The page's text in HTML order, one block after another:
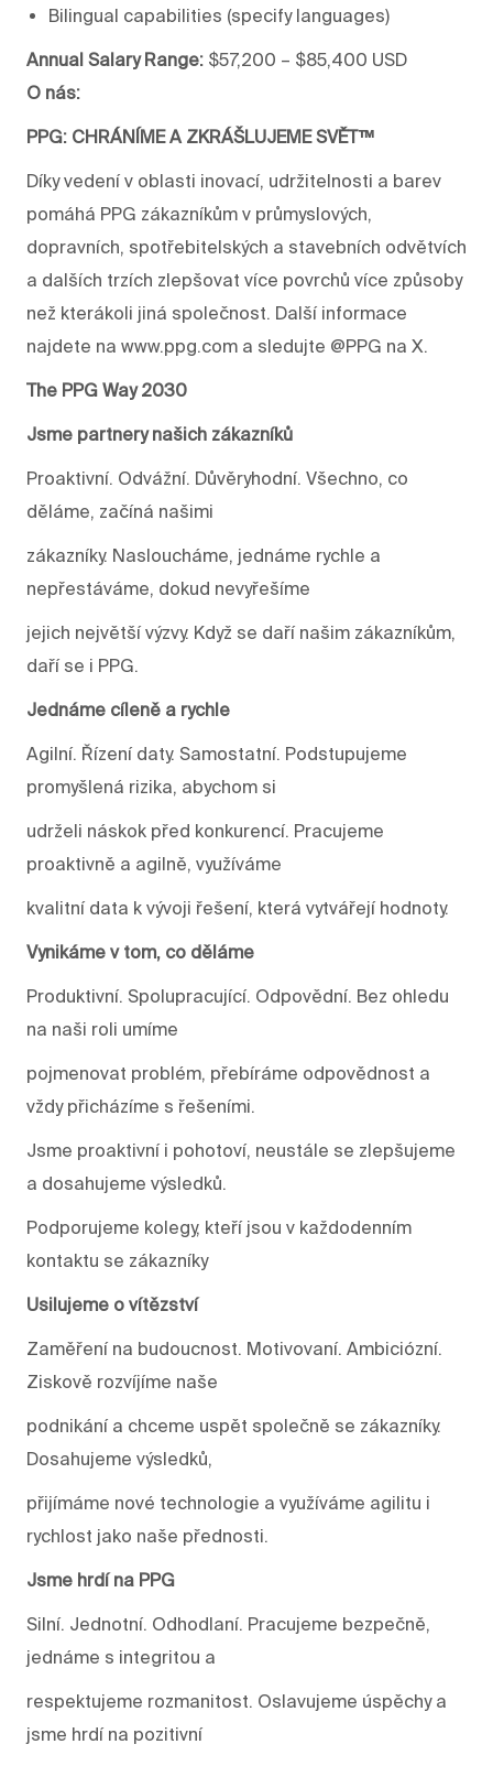
Bilingual capabilities (specify languages)
Annual Salary Range: $57,200 – $85,400 USD
O nás:
PPG: CHRÁNÍME A ZKRÁŠLUJEME SVĚT™
Díky vedení v oblasti inovací, udržitelnosti a barev
pomáhá PPG zákazníkům v průmyslových,
dopravních, spotřebitelských a stavebních odvětvích
a dalších trzích zlepšovat více povrchů více způsoby
než kterákoli jiná společnost. Další informace
najdete na www.ppg.com a sledujte @PPG na X.
The PPG Way 2030
Jsme partnery našich zákazníků
Proaktivní. Odvážní. Důvěryhodní. Všechno, co
děláme, začíná našimi
zákazníky. Nasloucháme, jednáme rychle a
nepřestáváme, dokud nevyřešíme
jejich největší výzvy. Když se daří našim zákazníkům,
daří se i PPG.
Jednáme cíleně a rychle
Agilní. Řízení daty. Samostatní. Podstupujeme
promyšlená rizika, abychom si
udrželi náskok před konkurencí. Pracujeme
proaktivně a agilně, využíváme
kvalitní data k vývoji řešení, která vytvářejí hodnoty.
Vynikáme v tom, co děláme
Produktivní. Spolupracující. Odpovědní. Bez ohledu
na naši roli umíme
pojmenovat problém, přebíráme odpovědnost a
vždy přicházíme s řešeními.
Jsme proaktivní i pohotoví, neustále se zlepšujeme
a dosahujeme výsledků.
Podporujeme kolegy, kteří jsou v každodenním
kontaktu se zákazníky
Usilujeme o vítězství
Zaměření na budoucnost. Motivovaní. Ambiciózní.
Ziskově rozvíjíme naše
podnikání a chceme uspět společně se zákazníky.
Dosahujeme výsledků,
přijímáme nové technologie a využíváme agilitu i
rychlost jako naše přednosti.
Jsme hrdí na PPG
Silní. Jednotní. Odhodlaní. Pracujeme bezpečně,
jednáme s integritou a
respektujeme rozmanitost. Oslavujeme úspěchy a
jsme hrdí na pozitivní